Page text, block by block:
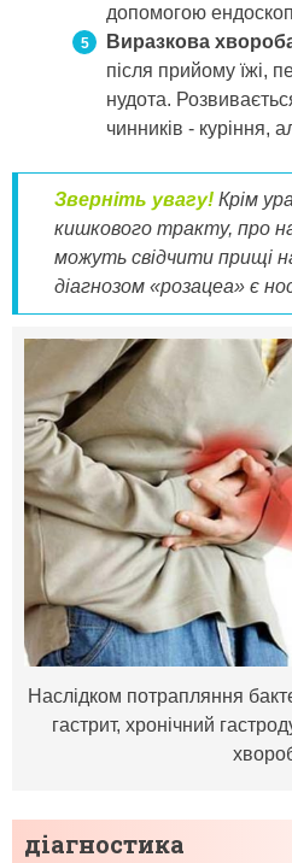
допомогою
Виразкова
після прийому їжі,
нудота.
чинників - куріння,
Зверніть увагу! Крім
кишкового тракту, про
можуть свідчити прищі
діагнозом «розацеа» є
Наслідком потрапляння
гастрит, хронічний
діагностика